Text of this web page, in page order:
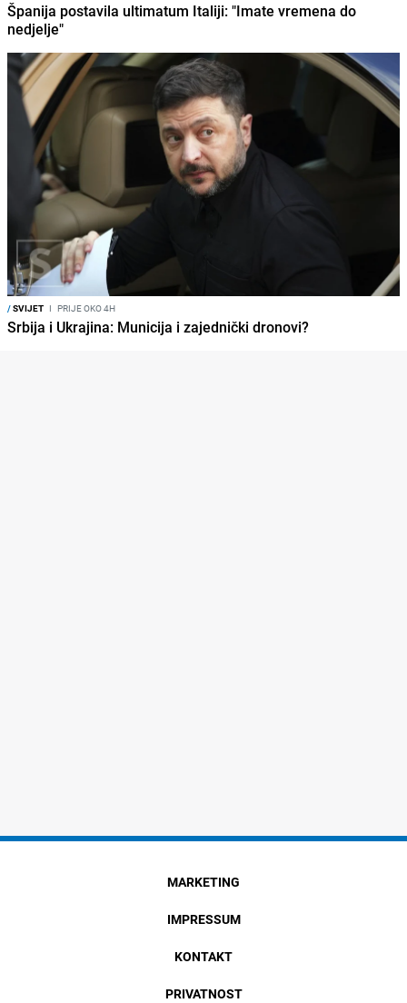
Španija postavila ultimatum Italiji: "Imate vremena do
nedjelje"
/SVIJET I PRIJE OKO 4H
Srbija i Ukrajina: Municija i zajednički dronovi?
MARKETING
IMPRESSUM
KONTAKT
PRIVATNOST